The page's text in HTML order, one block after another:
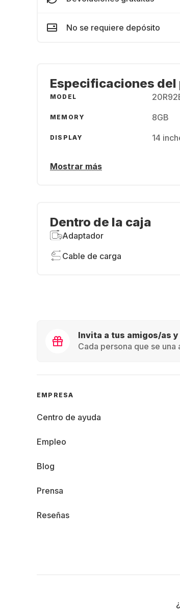
No se requiere depósito
Especificaciones
MODEL
MEMORY 8GB
DISPLAY 14
Mostrar más
Dentro de la caja
Adaptador
Cable de carga
Invita a tus amigos/as
Cada persona que se
EMPRESA
Centro de ayuda
Empleo
Blog
Prensa
Reseñas